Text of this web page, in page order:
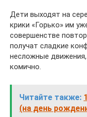
Дети выходят на
крики «Горько» им
совершенстве
получат сладкие
несложные
комично.
Читайте также:
(на день